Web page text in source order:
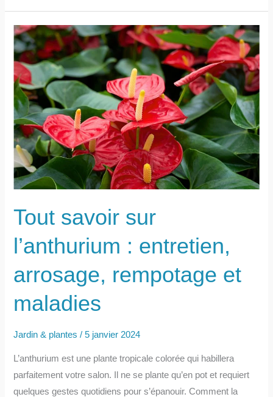
sur
le
Philodendron : entretien,
arrosage,
rempotage
et
maladies
Tout savoir sur
l’anthurium : entretien,
arrosage, rempotage et
maladies
Jardin & plantes /5 janvier 2024
L’anthurium est une plante tropicale colorée qui habillera
parfaitement votre salon. Il ne se plante qu’en pot et requiert
quelques gestes quotidiens pour s’épanouir. Comment la